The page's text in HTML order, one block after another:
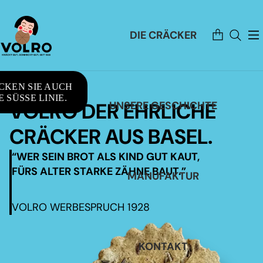
DIE CRÄCKER
UNSERE GESCHICHTE
MANUFAKTUR
KONTAKT
Artikel
im
Warenkorb
SIE AUCH
SÜSSE LINIE.
VOLRO DER EHRLICHE
CRÄCKER AUS BASEL.
“WER SEIN BROT ALS KIND GUT KAUT,
FÜRS ALTER STARKE ZÄHNE BAUT.”
VOLRO WERBESPRUCH 1928